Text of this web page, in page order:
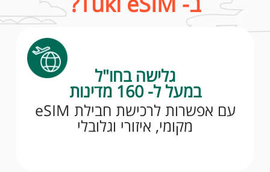
גלישה בחו"ל
במעל ל- 160 מדינות
עם אפשרות לרכישת חבילת eSIM
מקומי, איזורי וגלובלי